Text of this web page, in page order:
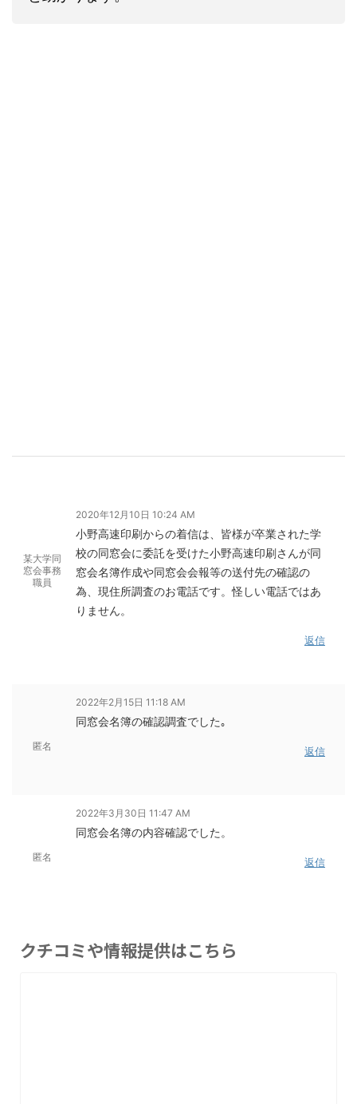
某大学同
窓会事務
職員
2020年12月10日 10:24 AM
小野高速印刷からの着信は、皆様が卒業された学
校の同窓会に委託を受けた小野高速印刷さんが同
窓会名簿作成や同窓会会報等の送付先の確認の
為、現住所調査のお電話です。怪しい電話ではあ
りません。
返信
匿名
2022年2月15日 11:18 AM
同窓会名簿の確認調査でした｡
返信
匿名
2022年3月30日 11:47 AM
同窓会名簿の内容確認でした。
返信
クチコミや情報提供はこちら